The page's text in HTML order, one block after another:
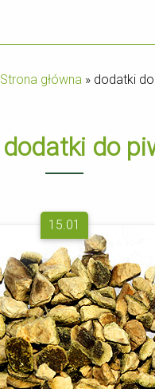
Strona główna» dodatki
dodatki do
15.01